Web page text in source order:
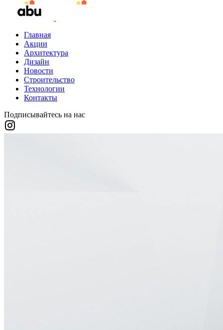
Главная
Акции
Архитектура
Дизайн
Новости
Строительство
Технологии
Контакты
Подписывайтесь на нас